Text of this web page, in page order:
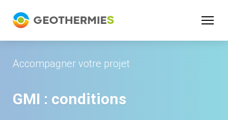
Accompagner votre projet
GMI : conditions